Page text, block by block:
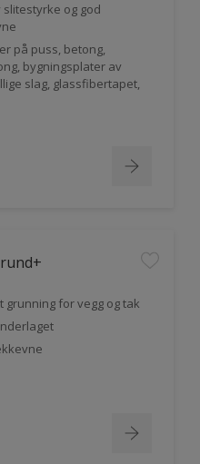
slitestyrke og god
på puss, betong,
bygningsplater av
slag, glassfibertapet,
grunning for vegg og tak